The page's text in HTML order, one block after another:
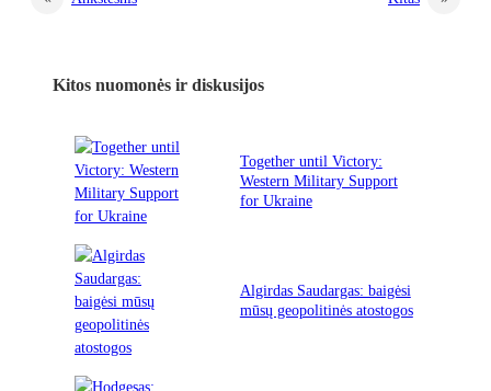
Kitos nuomonės ir diskusijos
Together until Victory:
Western Military Support
for Ukraine
Algirdas Saudargas: baigėsi
mūsų geopolitinės atostogos